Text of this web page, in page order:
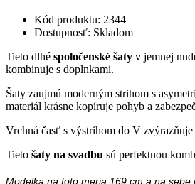
Kód produktu: 2344
Dostupnosť: Skladom
Tieto dlhé spoločenské šaty v jemnej
kombinuje s doplnkami.
Šaty zaujmú moderným strihom s
materiál krásne kopíruje pohyb a
Vrchná časť s výstrihom do V
Tieto šaty na svadbu sú perfektnou
Modelka na foto meria 169 cm a na